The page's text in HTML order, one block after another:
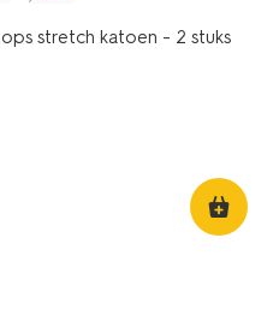
stretch katoen - 2 stuks